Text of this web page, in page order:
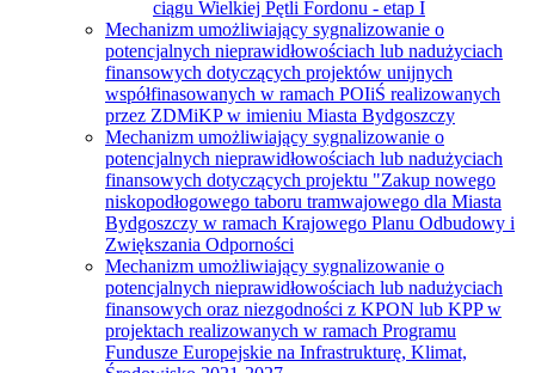
ciągu Wielkiej Pętli Fordonu - etap I
Mechanizm umożliwiający sygnalizowanie o
potencjalnych nieprawidłowościach lub nadużyciach
finansowych dotyczących projektów unijnych
współfinasowanych w ramach POIiŚ realizowanych
przez ZDMiKP w imieniu Miasta Bydgoszczy
Mechanizm umożliwiający sygnalizowanie o
potencjalnych nieprawidłowościach lub nadużyciach
finansowych dotyczących projektu "Zakup nowego
niskopodłogowego taboru tramwajowego dla Miasta
Bydgoszczy w ramach Krajowego Planu Odbudowy i
Zwiększania Odporności
Mechanizm umożliwiający sygnalizowanie o
potencjalnych nieprawidłowościach lub nadużyciach
finansowych oraz niezgodności z KPON lub KPP w
projektach realizowanych w ramach Programu
Fundusze Europejskie na Infrastrukturę, Klimat,